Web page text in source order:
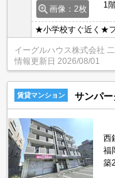
画像：2枚
1
★小学校すぐ近く★
イーグルハウス株式会社
情報更新日 2026/08/01
賃貸マンション サンパ
西
福
築